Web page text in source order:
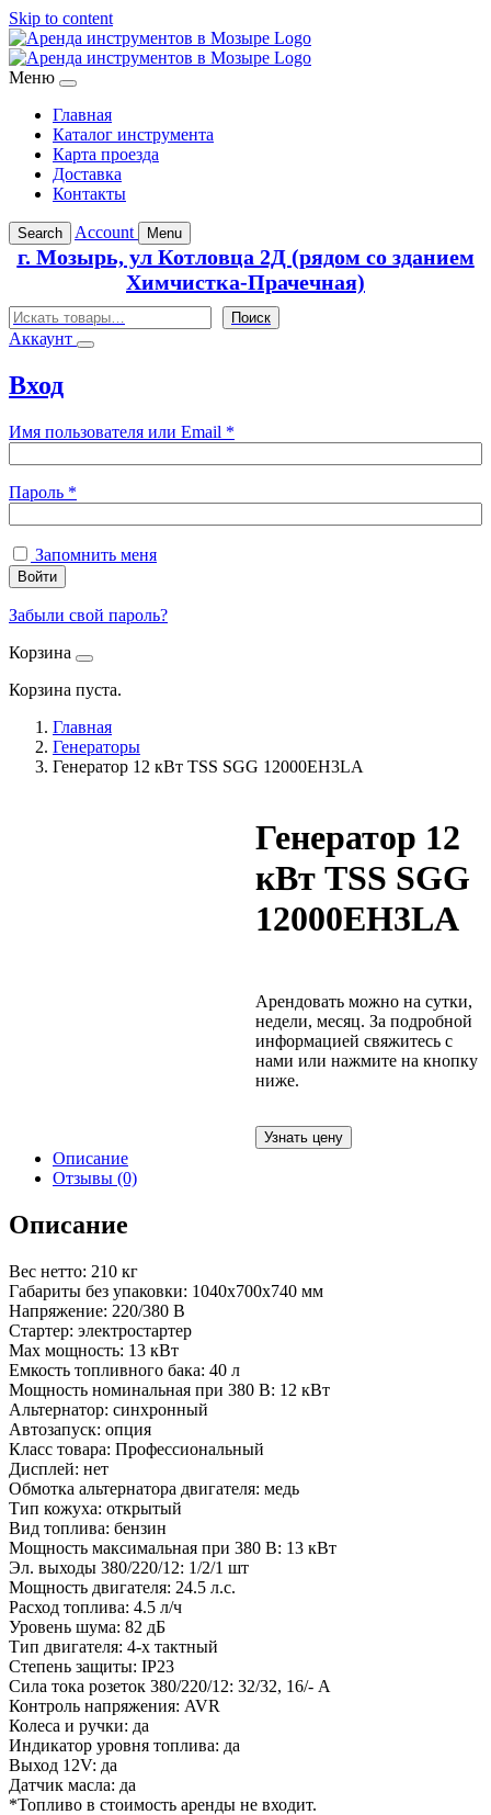
Skip to content
Меню
Главная
Каталог инструмента
Карта проезда
Доставка
Контакты
Search Account Menu
г. Мозырь, ул Котловца 2Д (рядом со зданием
Химчистка-Прачечная)
Поиск Поиск
Аккаунт
Вход
Имя пользователя или Email *
Пароль *
Запомнить меня
Войти
Забыли свой пароль?
Корзина
Корзина пуста.
Главная
Генераторы
Генератор 12 кВт TSS SGG 12000EH3LA
Генератор 12
кВт TSS SGG
12000EH3LA
Арендовать можно на сутки,
недели, месяц. За подробной
информацией свяжитесь с
нами или нажмите на кнопку
ниже.
Узнать цену
Описание
Отзывы (0)
Описание
Вес нетто: 210 кг
Габариты без упаковки: 1040x700x740 мм
Напряжение: 220/380 В
Стартер: электростартер
Max мощность: 13 кВт
Емкость топливного бака: 40 л
Мощность номинальная при 380 В: 12 кВт
Альтернатор: синхронный
Автозапуск: опция
Класс товара: Профессиональный
Дисплей: нет
Обмотка альтернатора двигателя: медь
Тип кожуха: открытый
Вид топлива: бензин
Мощность максимальная при 380 В: 13 кВт
Эл. выходы 380/220/12: 1/2/1 шт
Мощность двигателя: 24.5 л.с.
Расход топлива: 4.5 л/ч
Уровень шума: 82 дБ
Тип двигателя: 4-х тактный
Степень защиты: IP23
Сила тока розеток 380/220/12: 32/32, 16/- А
Контроль напряжения: AVR
Колеса и ручки: да
Индикатор уровня топлива: да
Выход 12V: да
Датчик масла: да
*Топливо в стоимость аренды не входит.